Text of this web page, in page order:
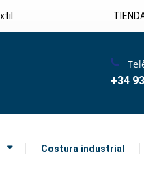
Costura industrial
+34